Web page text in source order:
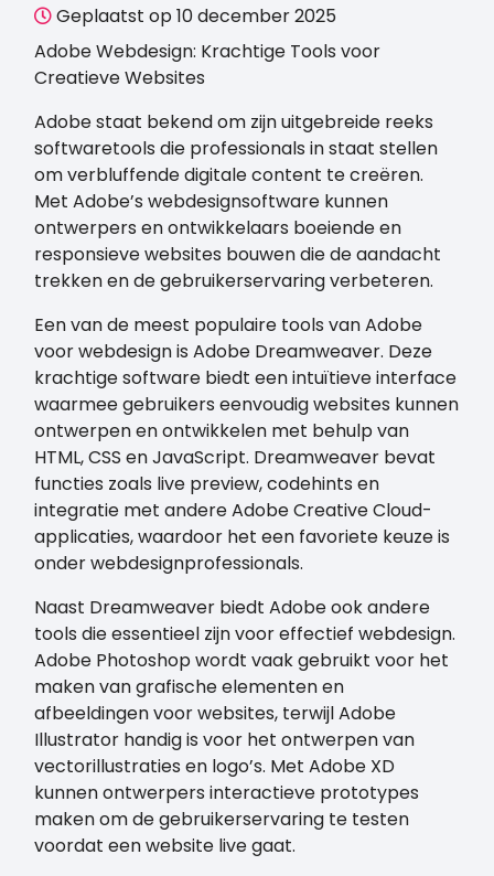
Geplaatst op 10 december 2025
Adobe Webdesign: Krachtige Tools voor
Creatieve Websites
Adobe staat bekend om zijn uitgebreide reeks
softwaretools die professionals in staat stellen
om verbluffende digitale content te creëren.
Met Adobe’s webdesignsoftware kunnen
ontwerpers en ontwikkelaars boeiende en
responsieve websites bouwen die de aandacht
trekken en de gebruikerservaring verbeteren.
Een van de meest populaire tools van Adobe
voor webdesign is Adobe Dreamweaver. Deze
krachtige software biedt een intuïtieve interface
waarmee gebruikers eenvoudig websites kunnen
ontwerpen en ontwikkelen met behulp van
HTML, CSS en JavaScript. Dreamweaver bevat
functies zoals live preview, codehints en
integratie met andere Adobe Creative Cloud-
applicaties, waardoor het een favoriete keuze is
onder webdesignprofessionals.
Naast Dreamweaver biedt Adobe ook andere
tools die essentieel zijn voor effectief webdesign.
Adobe Photoshop wordt vaak gebruikt voor het
maken van grafische elementen en
afbeeldingen voor websites, terwijl Adobe
Illustrator handig is voor het ontwerpen van
vectorillustraties en logo’s. Met Adobe XD
kunnen ontwerpers interactieve prototypes
maken om de gebruikerservaring te testen
voordat een website live gaat.